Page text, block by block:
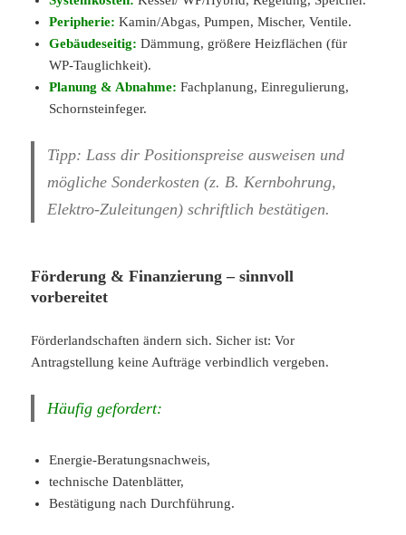
Peripherie: Kamin/Abgas, Pumpen, Mischer, Ventile.
Gebäudeseitig: Dämmung, größere Heizflächen (für
WP-Tauglichkeit).
Planung & Abnahme: Fachplanung, Einregulierung,
Schornsteinfeger.
Tipp: Lass dir Positionspreise ausweisen und
mögliche Sonderkosten (z. B. Kernbohrung,
Elektro-Zuleitungen) schriftlich bestätigen.
Förderung & Finanzierung – sinnvoll
vorbereitet
Förderlandschaften ändern sich. Sicher ist: Vor
Antragstellung keine Aufträge verbindlich vergeben.
Häufig gefordert:
Energie-Beratungsnachweis,
technische Datenblätter,
Bestätigung nach Durchführung.